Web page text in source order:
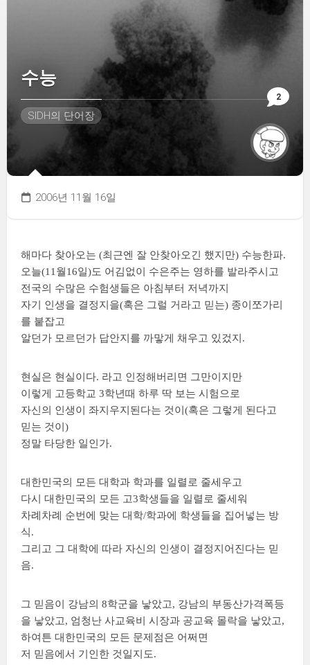
2
수능
SIDH의 단어장
2006년 11월 16일
해마다 찾아오는 (최근엔 잘 안찾아오긴 했지만) 수능한파.
오늘(11월16일)도 어김없이 수은주는 영하를 발라주시고
전국의 수많은 수험생들은 아침부터 저녁까지
자기 인생을 결정지을(혹은 그럴 거라고 믿는) 종이쪼가리
를 붙잡고
알던가 모르던가 답안지를 까맣게 채우고 있겄지.
현실은 현실이다. 라고 인정해버리면 그만이지만
이렇게 고등학교 3학년때 하루 딱 보는 시험으로
자신의 인생이 좌지우지된다는 것이(혹은 그렇게 된다고
믿는 것이)
정말 타당한 일인가.
대한민국의 모든 대학과 학과를 일렬로 줄세우고
다시 대한민국의 모든 고3학생들을 일렬로 줄세워
차례차례 순번에 맞는 대학/학과에 학생들을 집어넣는 방
식.
그리고 그 대학에 따라 자신의 인생이 결정지어진다는 믿
음.
그 믿음이 강남의 8학군을 낳았고, 강남의 부동산가격폭등
을 낳았고, 엄청난 사교육비 시장과 공교육 몰락을 낳았고,
하여튼 대한민국의 모든 문제점은 어쩌면
저 믿음에서 기인한 것일지도.